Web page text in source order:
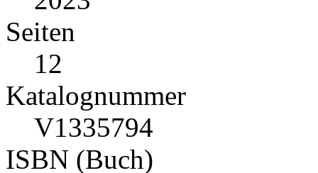
Seiten
12
Katalognummer
V1335794
ISBN (Buch)